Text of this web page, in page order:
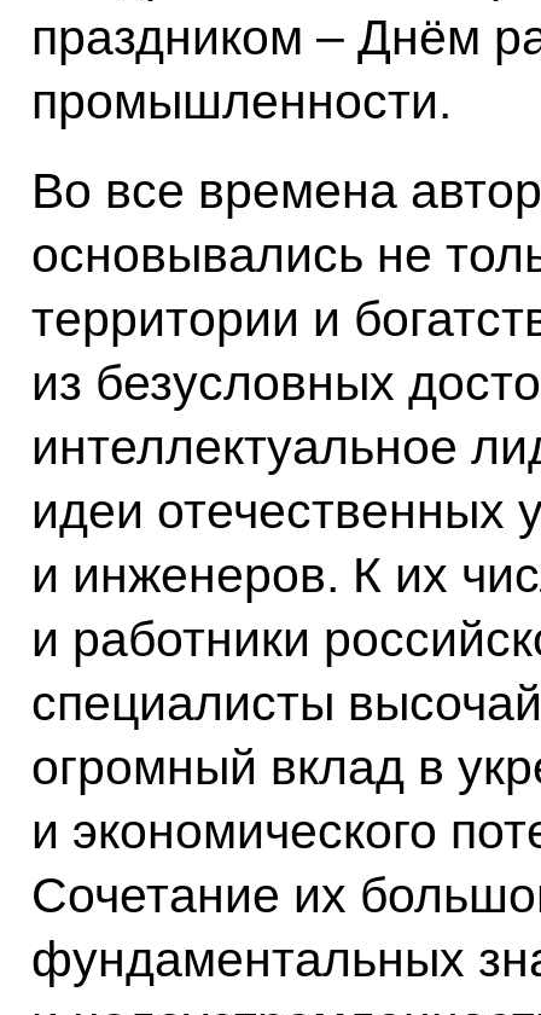
праздником – Днём
промышленности.
Во все времена
основывались не
территории и
из безусловных
интеллектуальное
идеи отечественных
и инженеров. К их
и работники
специалисты
огромный вклад в
и экономического
Сочетание их
фундаментальных